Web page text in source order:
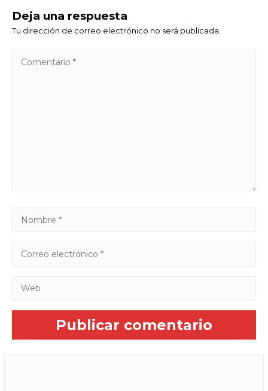
Deja una respuesta
Tu dirección de correo electrónico no será publicada.